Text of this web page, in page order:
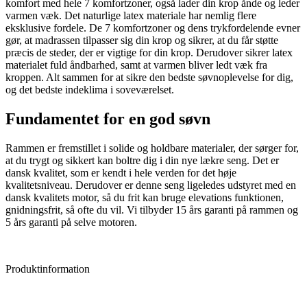
komfort med hele 7 komfortzoner, også lader din krop ånde og leder
varmen væk. Det naturlige latex materiale har nemlig flere
eksklusive fordele. De 7 komfortzoner og dens trykfordelende evner
gør, at madrassen tilpasser sig din krop og sikrer, at du får støtte
præcis de steder, der er vigtige for din krop. Derudover sikrer latex
materialet fuld åndbarhed, samt at varmen bliver ledt væk fra
kroppen. Alt sammen for at sikre den bedste søvnoplevelse for dig,
og det bedste indeklima i soveværelset.
Fundamentet for en god søvn
Rammen er fremstillet i solide og holdbare materialer, der sørger for,
at du trygt og sikkert kan boltre dig i din nye lækre seng. Det er
dansk kvalitet, som er kendt i hele verden for det høje
kvalitetsniveau. Derudover er denne seng ligeledes udstyret med en
dansk kvalitets motor, så du frit kan bruge elevations funktionen,
gnidningsfrit, så ofte du vil. Vi tilbyder 15 års garanti på rammen og
5 års garanti på selve motoren.
Produktinformation